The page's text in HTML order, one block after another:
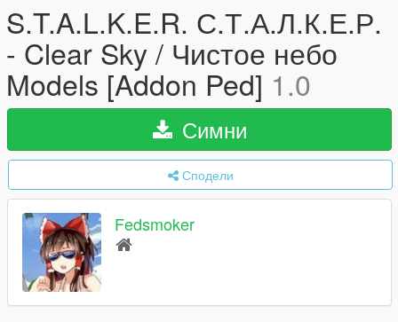
S.T.A.L.K.E.R. С.Т.А.Л.К.Е.Р.
- Clear Sky / Чистое небо
Models [Addon Ped] 1.0
Симни
Сподели
Fedsmoker